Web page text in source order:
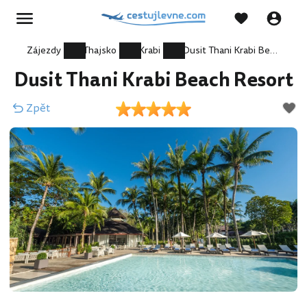
Zájezdy Thajsko Krabi Dusit Thani Krabi Beach Resort
Dusit Thani Krabi Beach Resort
Zpět